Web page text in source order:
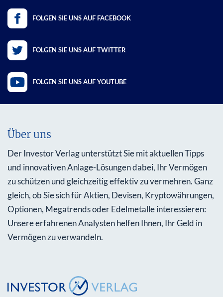
FOLGEN SIE UNS AUF FACEBOOK
FOLGEN SIE UNS AUF TWITTER
FOLGEN SIE UNS AUF YOUTUBE
Über uns
Der Investor Verlag unterstützt Sie mit aktuellen Tipps
und innovativen Anlage-Lösungen dabei, Ihr Vermögen
zu schützen und gleichzeitig effektiv zu vermehren. Ganz
gleich, ob Sie sich für Aktien, Devisen, Kryptowährungen,
Optionen, Megatrends oder Edelmetalle interessieren:
Unsere erfahrenen Analysten helfen Ihnen, Ihr Geld in
Vermögen zu verwandeln.